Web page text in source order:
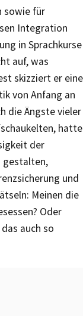
sowie für
Integration
in Sprachkurse
auf, was
skizziert er eine
von Anfang an
die Ängste vieler
hatte
der
gestalten,
und
Meinen die
Oder
auch so